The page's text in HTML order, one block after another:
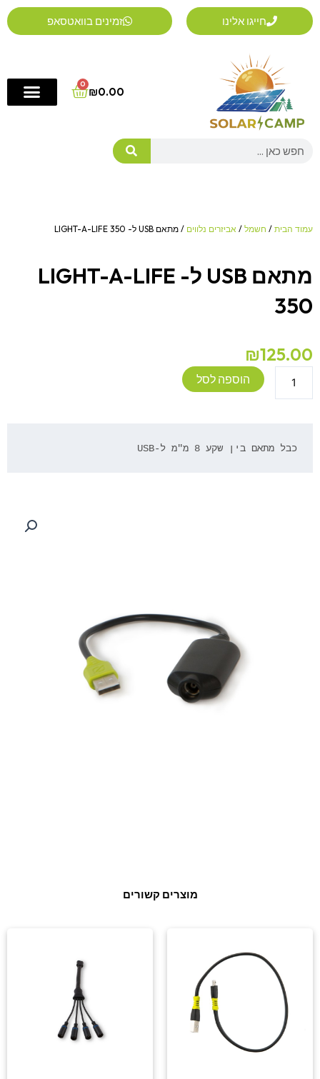
דילוג
לתוכן
חייגו אלינו זמינים בוואטסאפ
₪0.00
0
Cart
Search
עמוד הבית / חשמל / אביזרים נלווים / מתאם USB ל- LIGHT-A-LIFE 350
מתאם USB ל- LIGHT-A-LIFE
350
₪125.00
הוספה לסל
כבל מתאם בין שקע 8 מ"מ ל-USB
מוצרים קשורים